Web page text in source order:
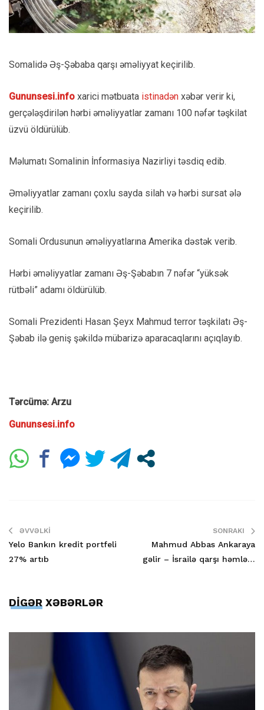
Somalidə Əş-Şəbaba qarşı əməliyyat keçirilib.
Gununsesi.info xarici mətbuata istinadən xəbər verir ki,
gerçələşdirilən hərbi əməliyyatlar zamanı 100 nəfər təşkilat
üzvü öldürülüb.
Məlumatı Somalinin İnformasiya Nazirliyi təsdiq edib.
Əməliyyatlar zamanı çoxlu sayda silah və hərbi sursat ələ
keçirilib.
Somali Ordusunun əməliyyatlarına Amerika dəstək verib.
Hərbi əməliyyatlar zamanı Əş-Şəbabın 7 nəfər “yüksək
rütbəli” adamı öldürülüb.
Somali Prezidenti Hasan Şeyx Mahmud terror təşkilatı Əş-
Şəbab ilə geniş şəkildə mübarizə aparacaqlarını açıqlayıb.
Tərcümə: Arzu
Gununsesi.info
ƏVVƏLKI
Yelo Bankın kredit portfeli
27% artıb
SONRAKI
Mahmud Abbas Ankaraya
gəlir – İsrailə qarşı həmlə…
DİGƏR XƏBƏRLƏR